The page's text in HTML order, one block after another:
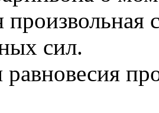
произвольная
сил.
равновесия